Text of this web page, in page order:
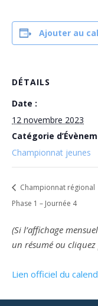
Ajouter au
DÉTAILS
Date :
12 novembre 2023
Catégorie
Championnat jeunes
Championnat régional
Phase 1 – Journée 4
(Si l’affichage
un résumé ou
Lien officiel du